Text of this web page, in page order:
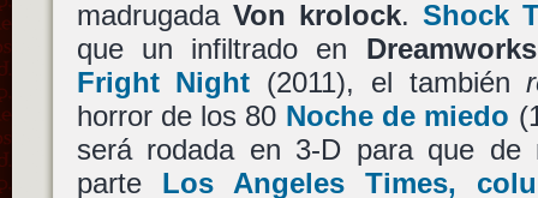
madrugada Von krolock. Shock
que un infiltrado en Dreamworks
Fright Night (2011), el también
horror de los 80 Noche de miedo
será rodada en 3-D para que de
parte Los Angeles Times,